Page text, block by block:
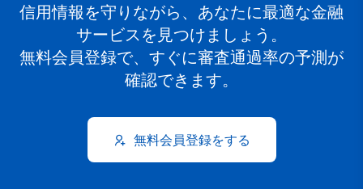
信用情報を守りながら、あなたに最適な金融
サービスを見つけましょう。
無料会員登録で、すぐに審査通過率の予測が
確認できます。
無料会員登録をする